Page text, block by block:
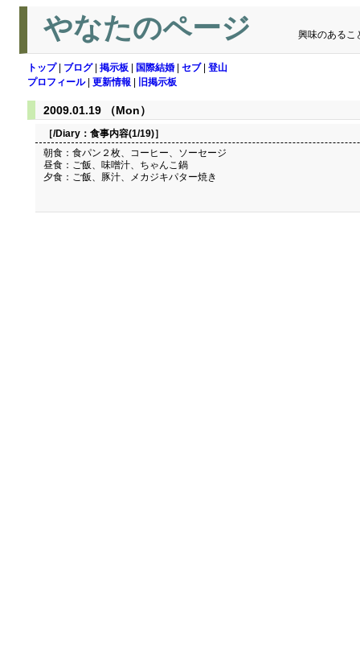
やなたのページ 興味のあるこ
トップ| ブログ| 掲示板 国際結婚 セブ| 登山
プロフィール| 更新情報 旧掲示板
2009.01.19 （Mon）
［/Diary： 食事内容(1/19)］
朝食：食パン２枚、コーヒー、ソーセージ
昼食：ご飯、味噌汁、ちゃんこ鍋
夕食：ご飯、豚汁、メカジキパター焼き